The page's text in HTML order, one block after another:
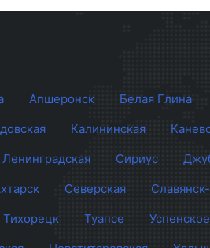
Апшеронск Белая Глина
Калининская
Ленинградская Сириус
Северская
Тихорецк Туапсе Успенское